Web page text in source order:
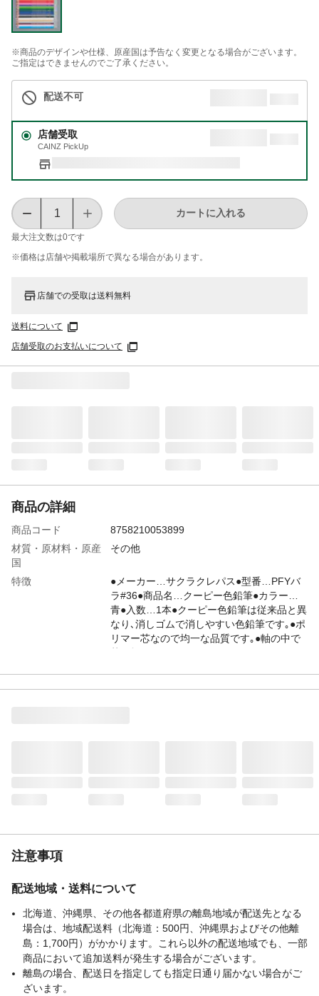
※商品のデザインや仕様、原産国は予告なく変更となる場合がございます。
ご指定はできませんのでご了承ください。
配送不可
店舗受取
CAINZ PickUp
最大注文数は0です
カートに入れる
※価格は​店舗や​掲載場所で​異なる​場合が​あります。
店舗での受取は送料無料
送料について
店舗受取のお支払いについて
商品の詳細
商品コード
8758210053899
材質・原材料・原産
国
その他
特徴
●メーカー…サクラクレパス●型番…PFYバ
ラ#36●商品名…クーピー色鉛筆●カラー…
青●入数…1本●クーピー色鉛筆は従来品と異
なり､消しゴムで消しやすい色鉛筆です｡●ポ
リマー芯なので均一な品質です｡●軸の中で
注意事項
配送地域・送料について
北海道、沖縄県、その他各都道府県の離島地域が配送先となる
場合は、地域配送料（北海道：500円、沖縄県およびその他離
島：1,700円）がかかります。これら以外の配送地域でも、一部
商品において追加送料が発生する場合がございます。
離島の場合、配送日を指定しても指定日通り届かない場合がご
ざいます。